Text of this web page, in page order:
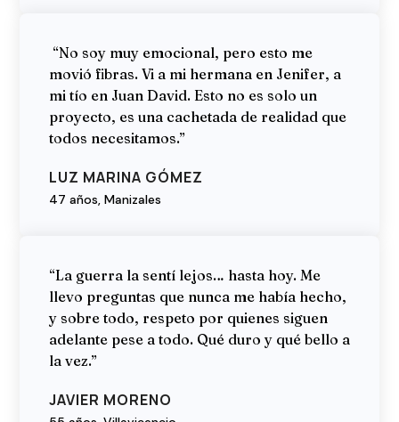
“No soy muy emocional, pero esto me
movió fibras. Vi a mi hermana en Jenifer, a
mi tío en Juan David. Esto no es solo un
proyecto, es una cachetada de realidad que
todos necesitamos.”
LUZ MARINA GÓMEZ
47 años, Manizales
“La guerra la sentí lejos… hasta hoy. Me
llevo preguntas que nunca me había hecho,
y sobre todo, respeto por quienes siguen
adelante pese a todo. Qué duro y qué bello a
la vez.”
JAVIER MORENO